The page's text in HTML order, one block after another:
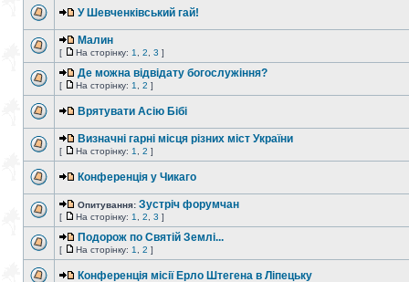
У Шевченківський гай!
Малин
[ На сторінку: 1 2 3 ]
Де можна відвідату богослужіння?
[ На сторінку: 1 2 ]
Врятувати Асію Бібі
Визначні гарні місця різних міст України
[ На сторінку: 1 2 ]
Конференція у Чикаго
Опитування: Зустріч форумчан
[ На сторінку: 1 2 3 ]
Подорож по Святій Землі...
[ На сторінку: 1 2 ]
Конференція місії Ерло Штегена в Ліпецьку